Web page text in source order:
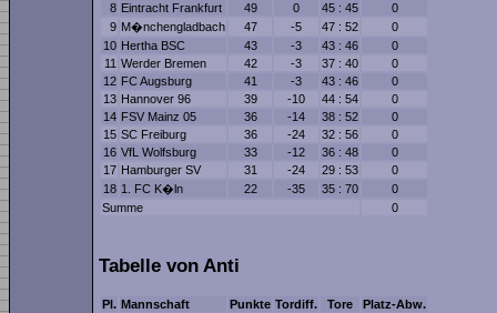
8 Eintracht Frankfurt 49 0 45 : 45
0
9 M�nchengladbach 47 -5 47 : 52
0
10 Hertha BSC 43 -3 43 : 46
0
11 Werder Bremen 42 -3 37 : 40
0
12 FC Augsburg 41 -3 43 : 46
0
13 Hannover 96 39 -10 44 : 54
0
14 FSV Mainz 05 36 -14 38 : 52
0
15 SC Freiburg 36 -24 32 : 56
0
16 VfL Wolfsburg 33 -12 36 : 48
0
17 Hamburger SV 31 -24 29 : 53
0
18 1. FC K�ln 22 -35 35 : 70
0
Summe
0
Tabelle von Anti
Pl. Mannschaft Punkte Tordiff. Tore
Platz-Abw.